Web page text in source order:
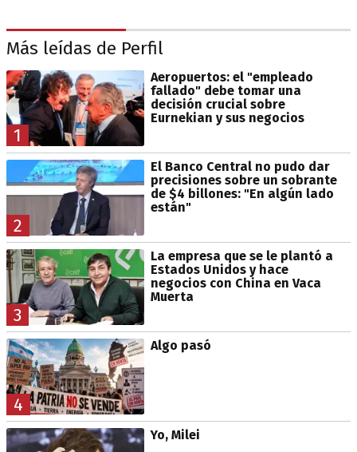
Más leídas de Perfil
1
Aeropuertos: el "empleado
fallado" debe tomar una
decisión crucial sobre
Eurnekian y sus negocios
2
El Banco Central no pudo dar
precisiones sobre un sobrante
de $4 billones: "En algún lado
están"
3
La empresa que se le plantó a
Estados Unidos y hace
negocios con China en Vaca
Muerta
4
Algo pasó
Yo, Milei